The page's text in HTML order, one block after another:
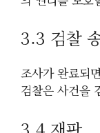
3.3 검찰
조사가 완료되
검찰은 사건을